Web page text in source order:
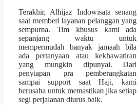
Terakhir, Alhijaz Indowisata senang
saat memberi layanan pelanggan yang
sempurna. Tim khusus kami ada
sepanjang waktu untuk
mempermudah banyak jamaah bila
ada pertanyaan atau kekhawatiran
yang mungkin dipunyai. Dari
penyiapan pra pemberangkatan
sampai support saat Haji, kami
berusaha untuk memastikan jika setiap
segi perjalanan diurus baik.